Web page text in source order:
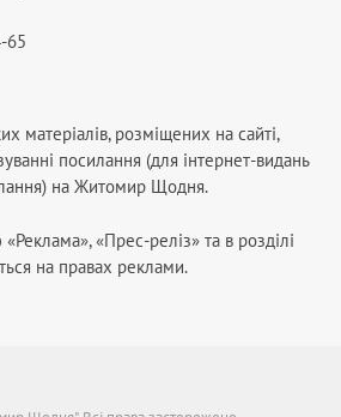
65
матеріалів, розміщених на сайті,
посилання (для інтернет-видань
на Житомир Щодня.
«Прес-реліз» та в розділі
на правах реклами.